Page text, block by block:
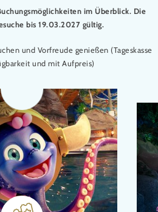
im Überblick. Die
bis 19.03.2027 gültig.
und Vorfreude genießen (Tageskasse
und mit Aufpreis)